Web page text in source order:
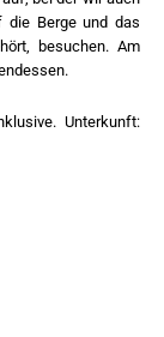
die Berge und das
besuchen. Am
Unterkunft: